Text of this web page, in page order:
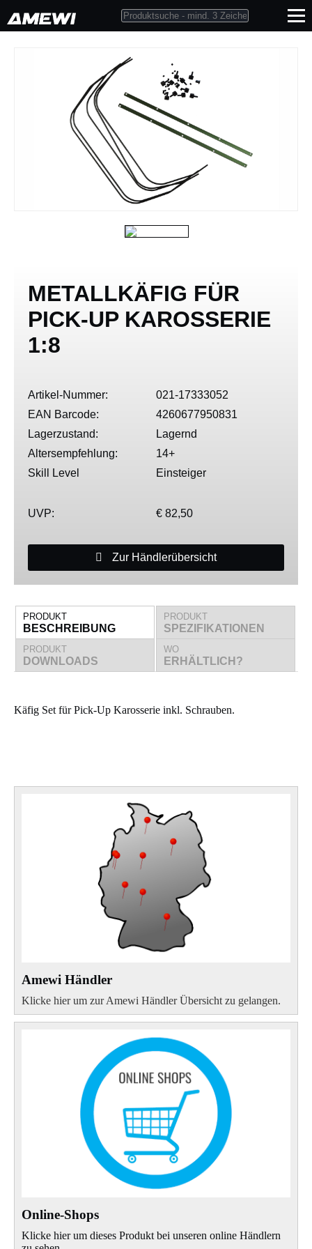
METALLKÄFIG FÜR
PICK-UP KAROSSERIE
1:8
Artikel-Nummer:
021-17333052
EAN Barcode:
4260677950831
Lagerzustand:
Lagernd
Altersempfehlung:
14+
Skill Level
Einsteiger
UVP: € 82,50
Zur Händlerübersicht
PRODUKT
BESCHREIBUNG
PRODUKT
SPEZIFIKATIONEN
PRODUKT
DOWNLOADS
WO
ERHÄLTLICH?
Käfig Set für Pick-Up Karosserie inkl. Schrauben.
Amewi Händler
Klicke hier um zur Amewi Händler Übersicht zu gelangen.
Online-Shops
Klicke hier um dieses Produkt bei unseren online Händlern